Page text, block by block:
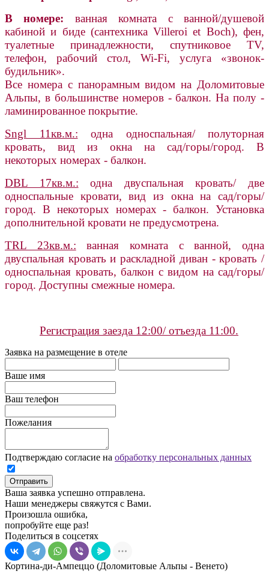
В номере: ванная комната с ванной/душевой
кабиной и биде (сантехника Villeroi et Boch), фен,
туалетные принадлежности, спутниковое TV,
телефон, рабочий стол, Wi-Fi, услуга «звонок-
будильник».
Все номера с панорамным видом на Доломитовые
Альпы, в большинстве номеров - балкон. На полу -
ламинированное покрытие.
Sngl 11кв.м.: одна односпальная/ полуторная
кровать, вид из окна на сад/горы/город. В
некоторых номерах - балкон.
DBL 17кв.м.: одна двуспальная кровать/ две
односпальные кровати, вид из окна на сад/горы/
город. В некоторых номерах - балкон. Установка
дополнительной кровати не предусмотрена.
TRL 23кв.м.: ванная комната с ванной, одна
двуспальная кровать и раскладной диван - кровать /
односпальная кровать, балкон с видом на сад/горы/
город. Доступны смежные номера.
Регистрация заезда 12:00/ отъезда 11:00.
Заявка на размещение в отеле
Ваше имя
Ваш телефон
Пожелания
Подтверждаю согласие на обработку персональных данных
Отправить
Ваша заявка успешно отправлена.
Наши менеджеры свяжутся с Вами.
Произошла ошибка,
попробуйте еще раз!
Поделиться в соцсетях
Кортина-ди-Ампеццо (Доломитовые Альпы - Венето)